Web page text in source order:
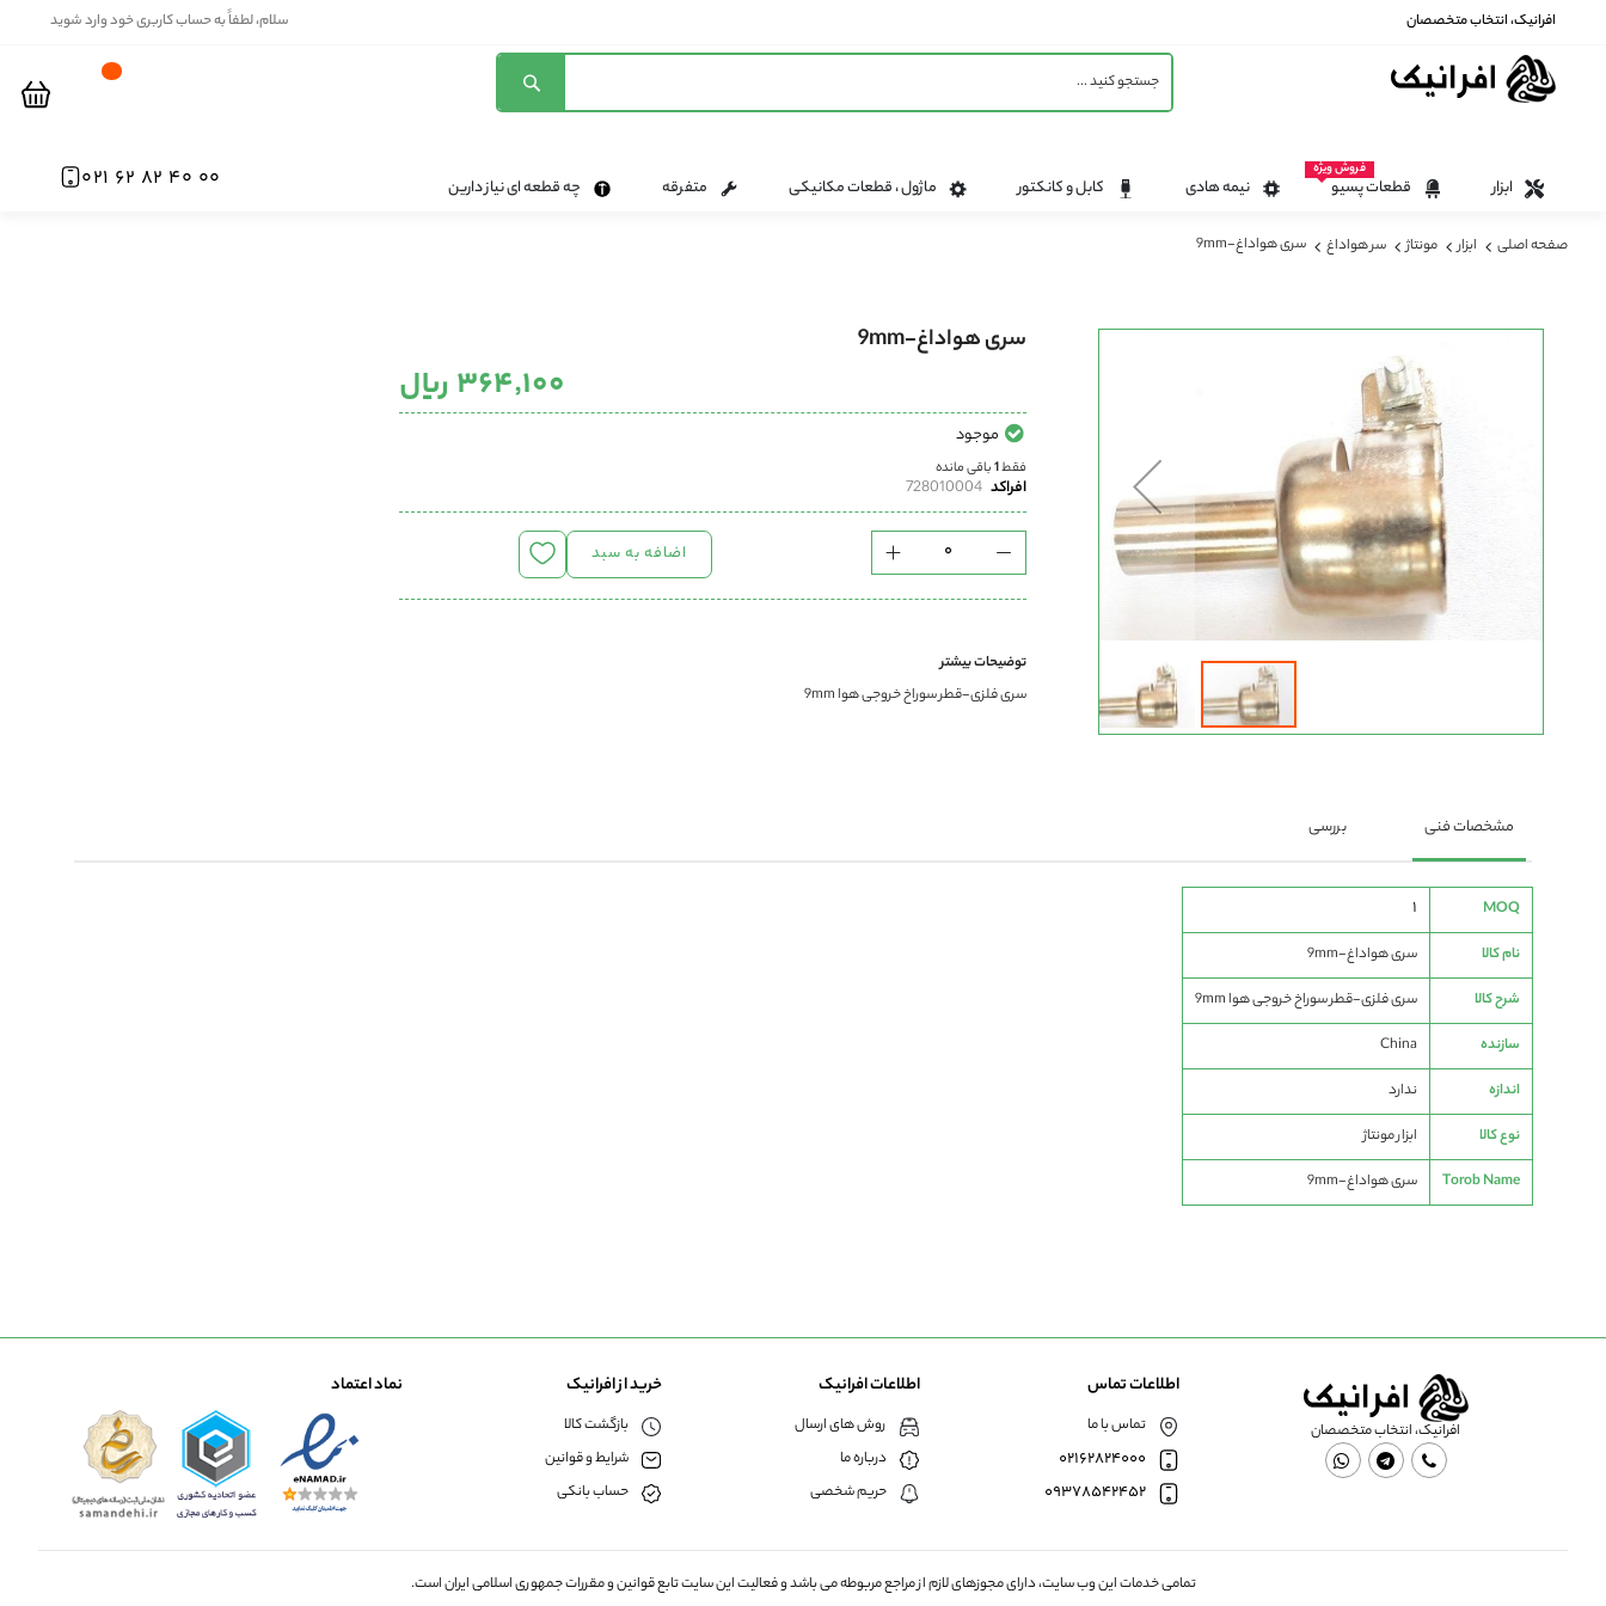
افرانیک، انتخاب متخصصان سلام، لطفاً به حساب کاربری خود وارد شوید
ابزار قطعات پسیو
فروش ویژه
نیمه هادی کابل و کانکتور ماژول ، قطعات مکانیکی متفرقه چه قطعه ای نیاز دارین 00 40 82 62 021
صفحه اصلی ابزار مونتاژ سر هواداغ سری هواداغ-9mm
رفتن
تصاویر
سری هواداغ-9mm
۳۶۴٬۱۰۰ ریال
موجود
فقط1باقی مانده
افراکد 728010004
اضافه به سبد
توضیحات بیشتر
سری فلزی-قطر سوراخ خروجی هوا 9mm
مشخصات فنی بررسی
مشخصات
فنی
MOQ
1
نام کالا
سری هواداغ-9mm
شرح کالا
سری فلزی-قطر سوراخ خروجی هوا 9mm
سازنده
China
اندازه
ندارد
نوع کالا
ابزار مونتاژ
Torob Name
سری هواداغ-9mm
افرانیک، انتخاب متخصصان
اطلاعات تماس
تماس با ما
02162824000
09378542452
اطلاعات افرانیک
روش های ارسال
درباره ما
حریم شخصی
خرید از افرانیک
بازگشت کالا
شرایط و قوانین
حساب بانکی
نماد اعتماد
تمامی خدمات این وب سایت، دارای مجوزهای لازم از مراجع مربوطه می باشد و فعالیت این سایت تابع قوانین و مقررات جمهوری اسلامی ایران است.